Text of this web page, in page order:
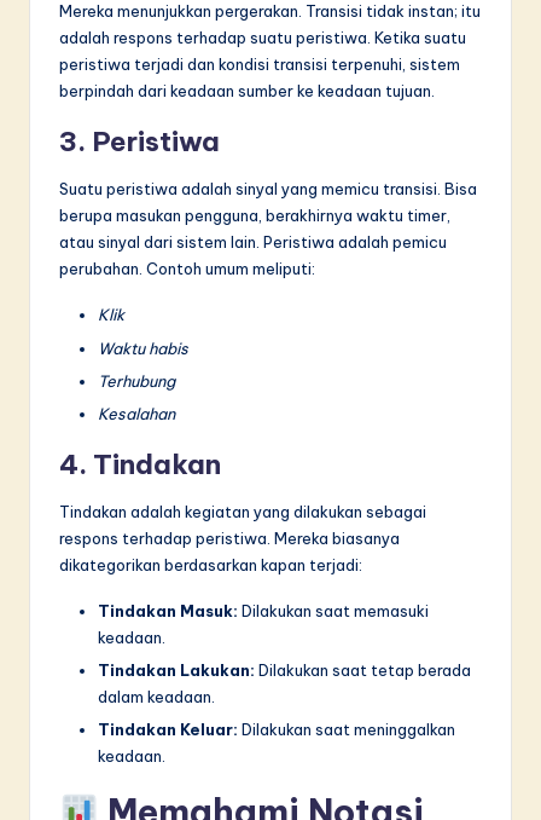
Mereka menunjukkan pergerakan. Transisi tidak instan; itu
adalah respons terhadap suatu peristiwa. Ketika suatu
peristiwa terjadi dan kondisi transisi terpenuhi, sistem
berpindah dari keadaan sumber ke keadaan tujuan.
3. Peristiwa
Suatu peristiwa adalah sinyal yang memicu transisi. Bisa
berupa masukan pengguna, berakhirnya waktu timer,
atau sinyal dari sistem lain. Peristiwa adalah pemicu
perubahan. Contoh umum meliputi:
Klik
Waktu habis
Terhubung
Kesalahan
4. Tindakan
Tindakan adalah kegiatan yang dilakukan sebagai
respons terhadap peristiwa. Mereka biasanya
dikategorikan berdasarkan kapan terjadi:
Tindakan Masuk: Dilakukan saat memasuki
keadaan.
Tindakan Lakukan: Dilakukan saat tetap berada
dalam keadaan.
Tindakan Keluar: Dilakukan saat meninggalkan
keadaan.